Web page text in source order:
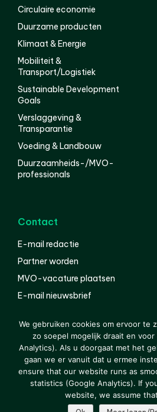
Circulaire economie
Duurzame producten
Klimaat & Energie
Mobiliteit &
Transport/Logistiek
Sustainable Development
Goals
Verslaggeving &
Transparantie
Voeding & Landbouw
Duurzaamheids-/MVO-
professionals
Contact
E-mail redactie
Partner worden
MVO-vacature plaatsen
E-mail nieuwsbrief
© 2000-2026 Van der Molen EIS
Privacy
We gebruiken cookies om ervoor te
zo soepel mogelijk draait en
Analytics). Als u doorgaat met het
gaan we er vanuit dat u ermee
ensure that our website runs as
statistics (Google Analytics). If
website, we assume